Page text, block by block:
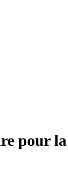
pour